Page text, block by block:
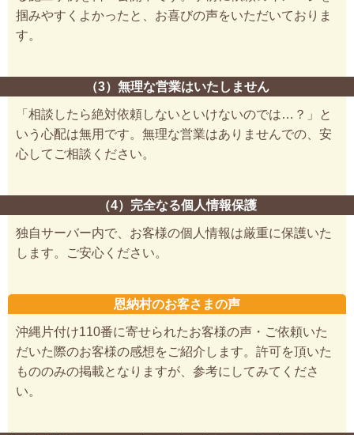
掴みやすくよかったと、お喜びの声をいただいておりま
す。
（3）無理な営業はいたしません
「相談したら絶対依頼しないといけないのでは…？」と
いう心配は無用です。無理な営業はありませんでの、安
心してご相談ください。
（4）完全なる個人情報保護
独自サーバー内で、お客様の個人情報は厳重に保護いた
します。ご安心ください。
恩納村のお客さまの声
沖縄片付け110番に寄せられたお客様の声・ご依頼いた
だいた際のお客様の感想をご紹介します。許可を頂いた
もののみの掲載となりますが、参考にしてみてくださ
い。